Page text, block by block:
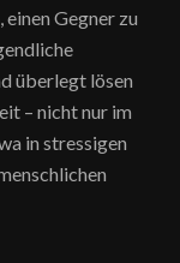
Gegner zu
überlegt lösen
– nicht nur im
in stressigen